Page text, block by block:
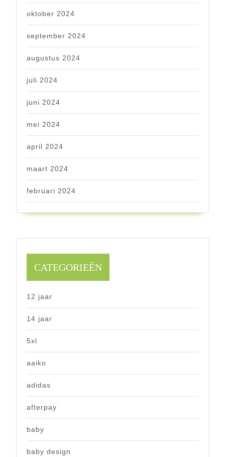
oktober 2024
september 2024
augustus 2024
juli 2024
juni 2024
mei 2024
april 2024
maart 2024
februari 2024
CATEGORIEËN
12 jaar
14 jaar
5xl
aaiko
adidas
afterpay
baby
baby design